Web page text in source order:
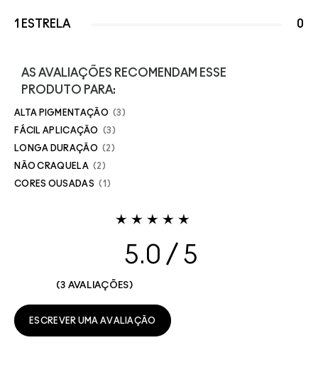
1 ESTRELA 0
AS AVALIAÇÕES RECOMENDAM ESSE
PRODUTO PARA:
ALTA PIGMENTAÇÃO 3
FÁCIL APLICAÇÃO 3
LONGA DURAÇÃO 2
NÃO CRAQUELA 2
CORES OUSADAS 1
5.0
3 AVALIAÇÕES
ESCREVER UMA AVALIAÇÃO